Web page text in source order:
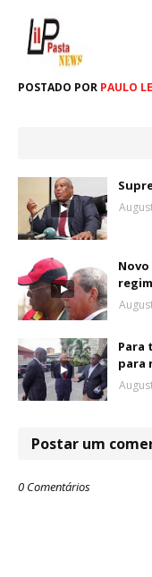
POSTADO POR PAULO
Para
para
Postar um
0 Comentários